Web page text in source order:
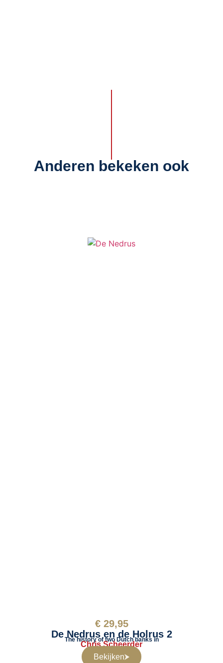
Anderen bekeken ook
€29,95
De Nedrus en de Holrus 2
The history of two Dutchbanks in
Chris Scheerder
Bekijken